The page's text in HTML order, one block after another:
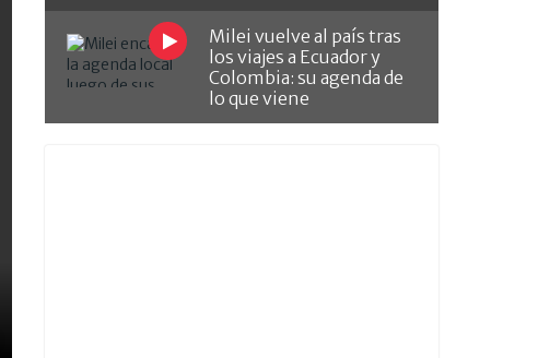
Milei vuelve al país tras
los viajes a Ecuador y
Colombia: su agenda de
lo que viene